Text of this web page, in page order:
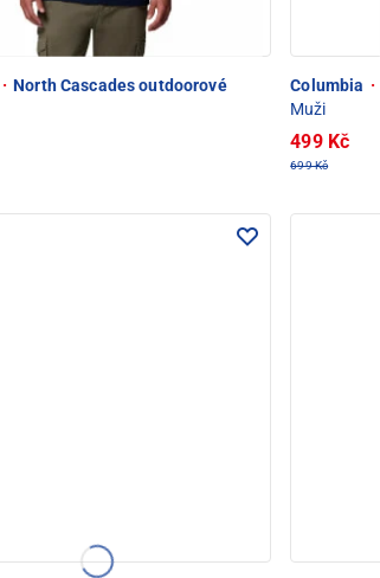
· North Cascades outdoorové
Columbia ·
Muži
499 Kč
699 Kč